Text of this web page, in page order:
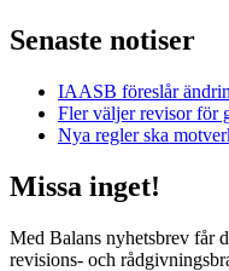
Senaste notiser
IAASB föreslår
Fler väljer revisor för
Nya regler ska
Missa inget!
Med Balans nyhetsbrev får
revisions- och